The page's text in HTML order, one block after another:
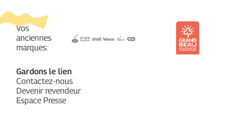
Vos
anciennes
marques:
Gardons le lien
Contactez-nous
Devenir revendeur
Espace Presse